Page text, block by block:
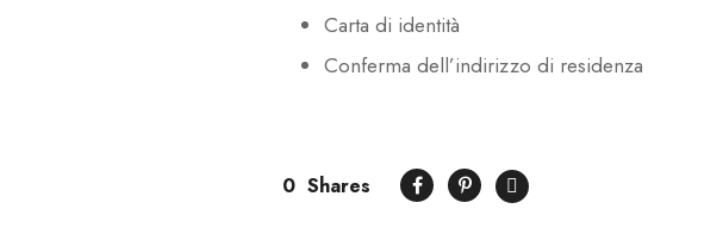
Carta di identità
Conferma dell’indirizzo di residenza
0 Shares